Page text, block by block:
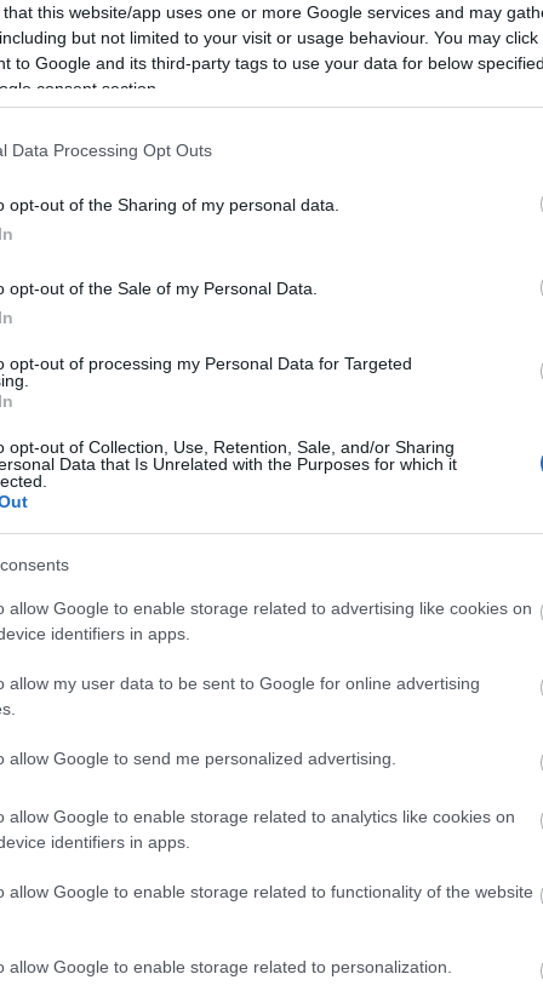
that this website/app uses one or more Google services and may
but not limited to your visit or usage behaviour. You may
to Google and its third-party tags to use your data for below
consent section.
Data Processing Opt Outs
opt-out of the Sharing of my personal data.
opt-out of the Sale of my Personal Data.
opt-out of processing my Personal Data for Targeted
opt-out of Collection, Use, Retention, Sale, and/or Sharing
Data that Is Unrelated with the Purposes for which it
allow Google to enable storage related to advertising like cookies on
identifiers in apps.
allow my user data to be sent to Google for online advertising
allow Google to send me personalized advertising.
allow Google to enable storage related to analytics like cookies on
identifiers in apps.
allow Google to enable storage related to functionality of the website
allow Google to enable storage related to personalization.
pentru gustul lor bogat, untos. Sunt un succes
Aceste nuci provin din Australia, unde sunt savurate de
Hawaii, Brazilia și Costa Rica. Acest lucru le-a făcut
feluri de mâncare, atât dulci, cât și sărate. Adaugă o
încercați pentru gustul lor unic.
de grăsimi bune, vitamine și minerale. Sunt esențiale
de macadamia pentru beneficiile lor pentru sănătate.
lor unic de nutrienți le face preferate în mâncarea
nucilor de macadamia
de nutrienți, ceea ce le face o alegere excelentă pentru
un bun punct de plecare. Această cantitate conține 23
și minerale. Veți găsi tiamină și minerale
să funcționeze corect și să vă mențină sănătos.
2 grame de proteine și 3 grame de fibre. Acest
ale nucilor de macadamia
de beneficii pentru sănătate, datorită antioxidanților
cheie. Consumul regulat al acestor nuci poate ajuta la
combat bine inflamația. Studiile arată că pot
un tip de vitamina E, sunt, de asemenea,
pentru sănătate, reducând posibil riscul de boli de inimă